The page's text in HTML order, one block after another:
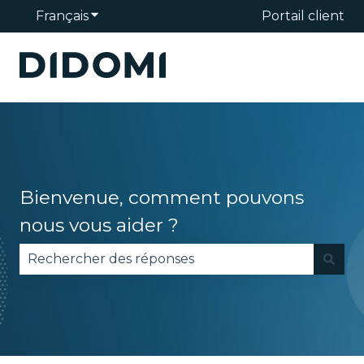
FrançaisAfficher le sous-menu pour lesPortail client
Bienvenue, comment pouvons
nous vous aider ?